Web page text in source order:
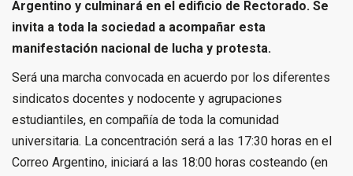
Argentino y culminará en el edificio de Rectorado. Se
invita a toda la sociedad a acompañar esta
manifestación nacional de lucha y protesta.
Será una marcha convocada en acuerdo por los diferentes
sindicatos docentes y nodocente y agrupaciones
estudiantiles, en compañía de toda la comunidad
universitaria. La concentración será a las 17:30 horas en el
Correo Argentino, iniciará a las 18:00 horas costeando (en